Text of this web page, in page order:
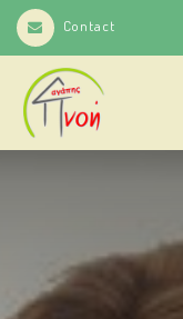
Contact